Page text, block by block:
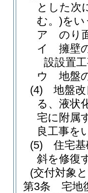
とした次
む。)をい
ア
のり
イ
擁壁
設設置
ウ
地盤
(4)
地盤
る、液状
宅に附属
良工事を
(5)
住宅
斜を修復
(交付対象
第3条
宅地